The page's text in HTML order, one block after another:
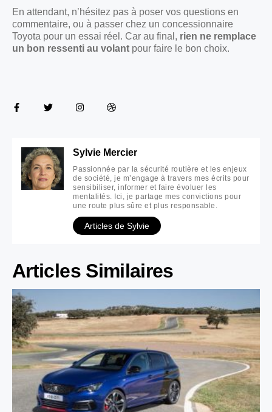
En attendant, n’hésitez pas à poser vos questions en
commentaire, ou à passer chez un concessionnaire
Toyota pour un essai réel. Car au final, rien ne remplace
un bon ressenti au volant pour faire le bon choix.
Sylvie Mercier
Passionnée par la sécurité routière et les enjeux
de société, je m’engage à travers mes écrits pour
sensibiliser, informer et faire évoluer les
mentalités. Ici, je partage mes convictions pour
une route plus sûre et plus responsable.
Articles de Sylvie
Articles Similaires